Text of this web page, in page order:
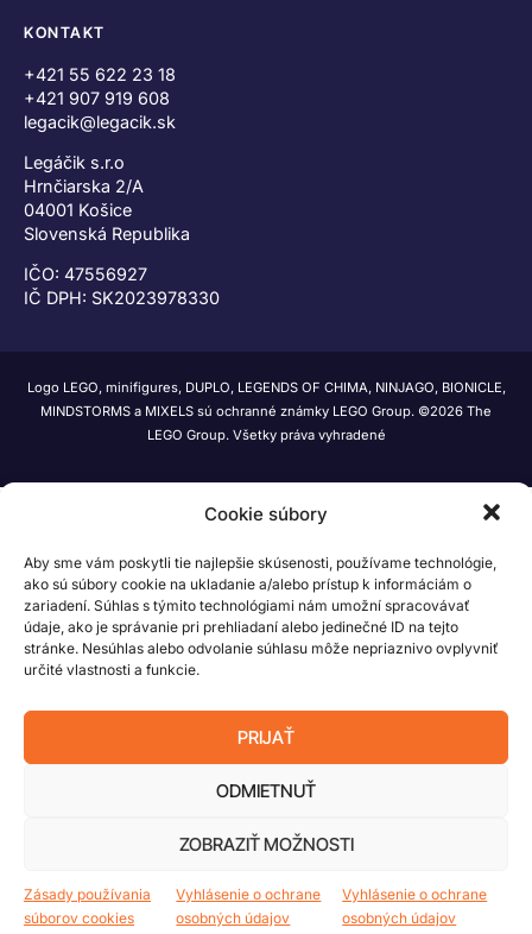
Cookie súbory
Aby sme vám poskytli tie najlepšie skúsenosti, používame technológie,
ako sú súbory cookie na ukladanie a/alebo prístup k informáciám o
zariadení. Súhlas s týmito technológiami nám umožní spracovávať
údaje, ako je správanie pri prehliadaní alebo jedinečné ID na tejto
stránke. Nesúhlas alebo odvolanie súhlasu môže nepriaznivo ovplyvniť
určité vlastnosti a funkcie.
PRIJAŤ
ODMIETNUŤ
ZOBRAZIŤ MOŽNOSTI
Zásady používania
súborov cookies
Vyhlásenie o ochrane
osobných údajov
Vyhlásenie o ochrane
osobných údajov
KONTAKT
+421 55 622 23 18
+421 907 919 608
legacik@legacik.sk
Legáčik s.r.o
Hrnčiarska 2/A
04001 Košice
Slovenská Republika
IČO: 47556927
IČ DPH: SK2023978330
Logo LEGO, minifigures, DUPLO, LEGENDS OF CHIMA, NINJAGO, BIONICLE,
MINDSTORMS a MIXELS sú ochranné známky LEGO Group. ©2026 The
LEGO Group. Všetky práva vyhradené